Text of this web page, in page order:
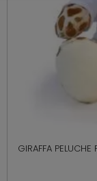
GIRAFFA